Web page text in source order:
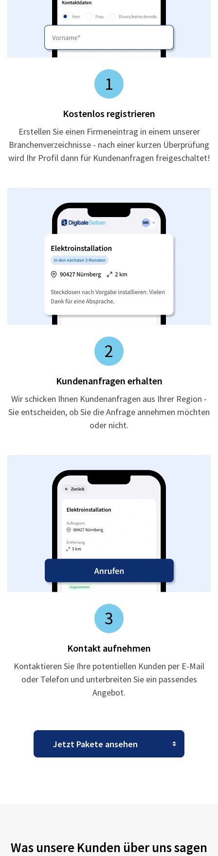
1
Kostenlos registrieren
Erstellen Sie einen Firmeneintrag in einem unserer
Branchenverzeichnisse - nach einer kurzen Überprüfung
wird Ihr Profil dann für Kundenanfragen freigeschaltet!
2
Kundenanfragen erhalten
Wir schicken Ihnen Kundenanfragen aus Ihrer Region -
Sie entscheiden, ob Sie die Anfrage annehmen möchten
oder nicht.
3
Kontakt aufnehmen
Kontaktieren Sie Ihre potentiellen Kunden per E-Mail
oder Telefon und unterbreiten Sie ein passendes
Angebot.
Was unsere Kunden über uns sagen